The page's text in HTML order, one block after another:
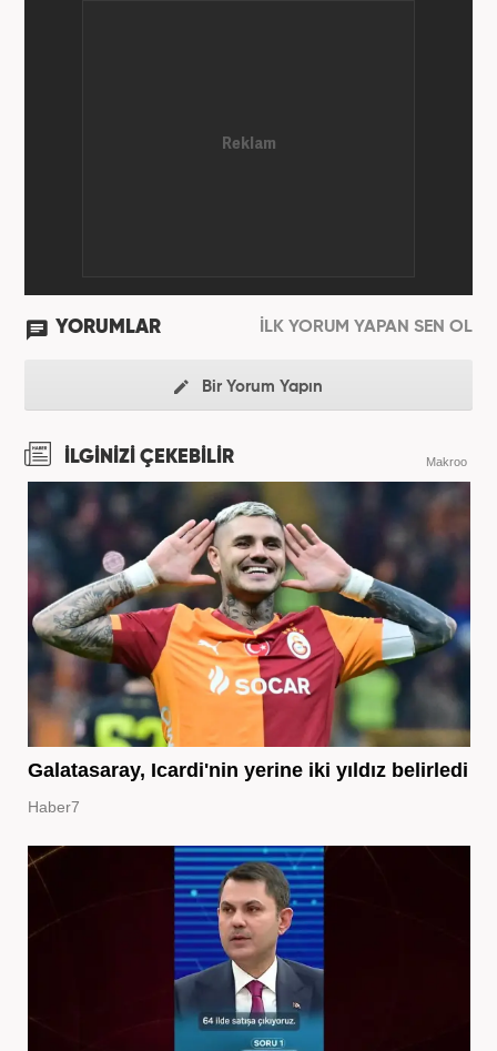
YORUMLAR İLK YORUM YAPAN SEN OL
Bir Yorum Yapın
İLGİNİZİ ÇEKEBİLİR Makroo
Galatasaray, Icardi'nin yerine iki yıldız belirledi
Haber7